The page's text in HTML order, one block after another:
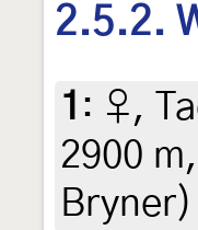
2.5.2.
1 : ♀,
2900
Bryner)